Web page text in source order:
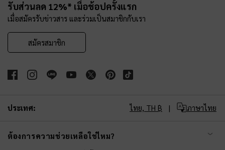
รับส่วนลด 12%* เมื่อช้อปครั้งแรก
เมื่อสมัครรับข่าวสาร และร่วมเป็นสมาชิกกับเรา
สมัครสมาชิก
ประเทศ: ไทย, TH ฿ ภาษาไทย
ต้องการความช่วยเหลือใช่ไหม?